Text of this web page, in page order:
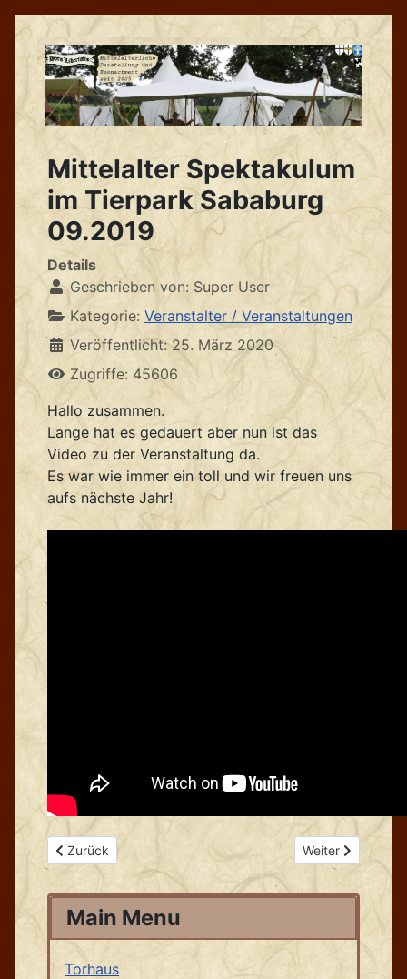
Main Menu
Torhaus
Mittelalter Spektakulum
im Tierpark Sababurg
09.2019
Details
Geschrieben von: Super User
Kategorie: Veranstalter / Veranstaltungen
Veröffentlicht: 25. März 2020
Zugriffe: 45606
Hallo zusammen.
Lange hat es gedauert aber nun ist das
Video zu der Veranstaltung da.
Es war wie immer ein toll und wir freuen uns
aufs nächste Jahr!
Vorheriger Beitrag: Burgfest Rotenhain
Zurück Nächster
Weiter